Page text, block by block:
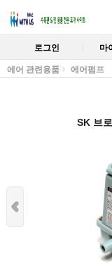
로그인 마
에어 관련용품 에어펌프
SK 브